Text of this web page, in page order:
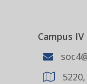
Campus IV